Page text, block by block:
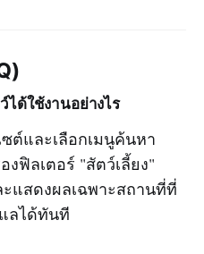
ได้ใช้งานอย่างไร
ต์และเลือกเมนูค้นหา
ฟิลเตอร์ "สัตว์เลี้ยง"
แสดงผลเฉพาะสถานที่ที่
ลได้ทันที